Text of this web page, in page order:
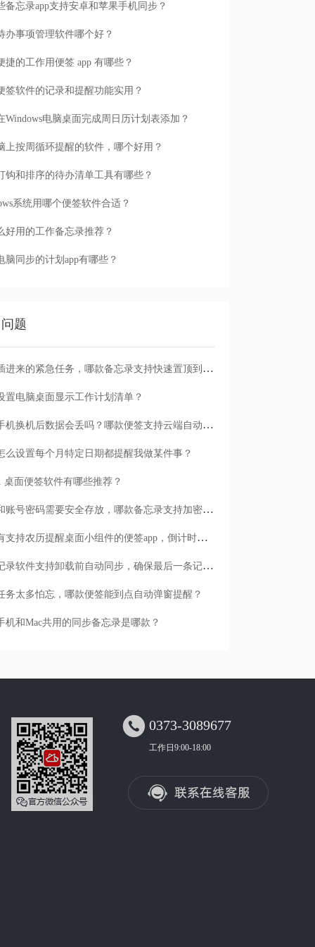
备忘录app支持安卓和苹果手机同步？
办事项管理软件哪个好？
捷的工作用便签 app 有哪些？
签软件的记录和提醒功能实用？
Windows电脑桌面完成周日历计划表添加？
上按周循环提醒的软件，哪个好用？
钩和排序的待办清单工具有哪些？
系统用哪个便签软件合适？
好用的工作备忘录推荐？
脑同步的计划app有哪些？
题
临时插进来的紧急任务，哪款备忘录支持快速置顶到清单首位？
置电脑桌面显示工作计划清单？
安卓手机换机后数据会丢吗？哪款便签支持云端自动备份？
么设置每个月特定日期都提醒我做某件事？
桌面便签软件有哪些推荐？
日记和账号密码需要安全存放，哪款备忘录支持加密保护？
有没有支持农历提醒桌面小组件的便签app，倒计时一目了然
哪款记录软件支持卸载前自动同步，确保最后一条记录不丢失？
务太多怕忘，哪款便签能到点自动弹窗提醒？
机和Mac共用的同步备忘录是哪款？
 0373-3089677
工作日9:00-18:00